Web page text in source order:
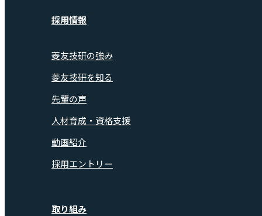
採用情報
菱友技研の強み
菱友技研を知る
先輩の声
人材育成・資格支援
動画紹介
採用エントリー
取り組み